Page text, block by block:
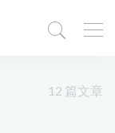
12 篇文章